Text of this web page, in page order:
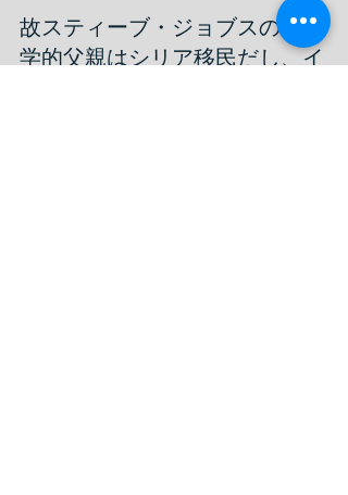
故スティーブ・ジョブスの生物
学的父親はシリア移民だし、イ